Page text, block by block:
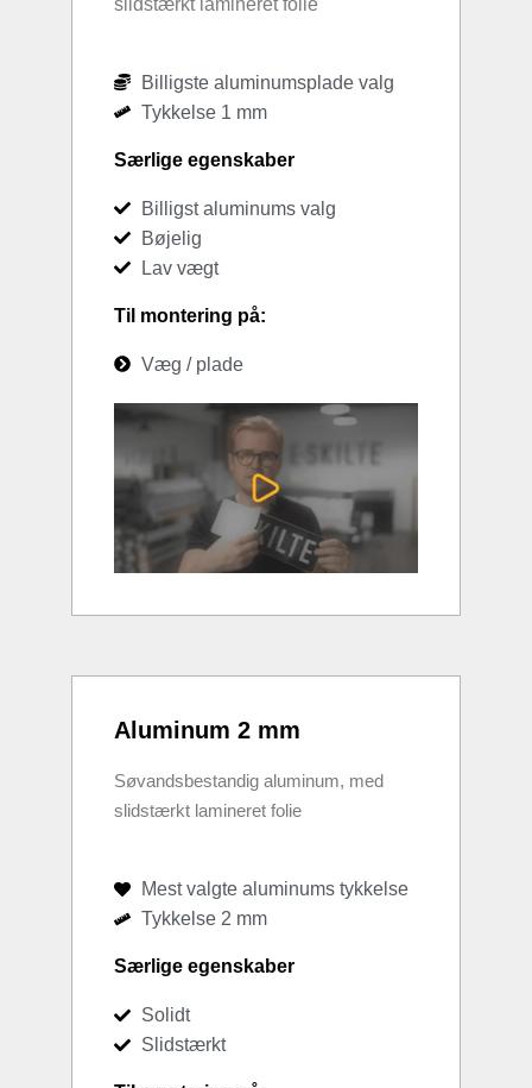
Billigste aluminumsplade valg
Tykkelse 1 mm
Særlige egenskaber
Billigst aluminums valg
Bøjelig
Lav vægt
Til montering på:
Væg / plade
Aluminum 2 mm
Søvandsbestandig aluminum, med
slidstærkt lamineret folie
Mest valgte aluminums tykkelse
Tykkelse 2 mm
Særlige egenskaber
Solidt
Slidstærkt